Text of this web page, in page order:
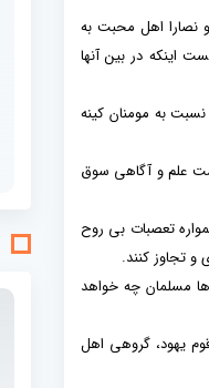
نصارا اهل محبت به
اینکه در بین آنها
به مومنان کینه
علم و آگاهی سوق
تعصبات بی روح
تجاوز کنند.
مسلمان چه خواهد
یهود، گروهی اهل